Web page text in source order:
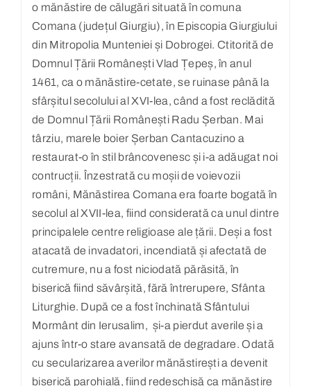
o mănăstire de călugări situată în comuna
Comana (județul Giurgiu), în Episcopia Giurgiului
din Mitropolia Munteniei și Dobrogei. Ctitorită de
Domnul Țării Românești Vlad Țepeș, în anul
1461, ca o mănăstire-cetate, se ruinase până la
sfârșitul secolului al XVI-lea, când a fost reclădită
de Domnul Țării Românești Radu Șerban. Mai
târziu, marele boier Șerban Cantacuzino a
restaurat-o în stil brâncovenesc și i-a adăugat noi
contrucții. Înzestrată cu moșii de voievozii
români, Mănăstirea Comana era foarte bogată în
secolul al XVII-lea, fiind considerată ca unul dintre
principalele centre religioase ale țării. Deși a fost
atacată de invadatori, incendiată și afectată de
cutremure, nu a fost niciodată părăsită, în
biserică fiind săvârșită, fără întrerupere, Sfânta
Liturghie. După ce a fost închinată Sfântului
Mormânt din Ierusalim, și-a pierdut averile și a
ajuns într-o stare avansată de degradare. Odată
cu secularizarea averilor mănăstirești a devenit
biserică parohială, fiind redeschisă ca mănăstire